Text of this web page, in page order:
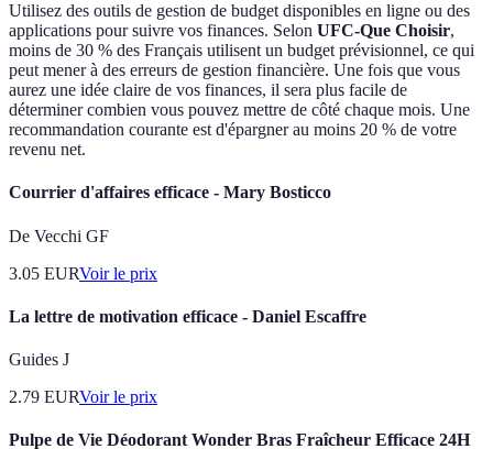
Utilisez des outils de gestion de budget disponibles en ligne ou des
applications pour suivre vos finances. Selon UFC-Que Choisir,
moins de 30 % des Français utilisent un budget prévisionnel, ce qui
peut mener à des erreurs de gestion financière. Une fois que vous
aurez une idée claire de vos finances, il sera plus facile de
déterminer combien vous pouvez mettre de côté chaque mois. Une
recommandation courante est d'épargner au moins 20 % de votre
revenu net.
Courrier d'affaires efficace - Mary Bosticco
De Vecchi GF
3.05 EURVoir le prix
La lettre de motivation efficace - Daniel Escaffre
Guides J
2.79 EURVoir le prix
Pulpe de Vie Déodorant Wonder Bras Fraîcheur Efficace 24H